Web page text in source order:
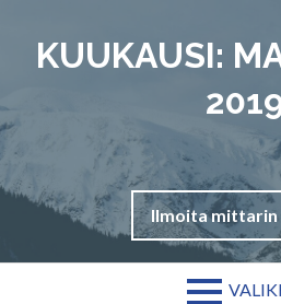
sisältöönKUUKAUSI:
Ilmoita mittarin